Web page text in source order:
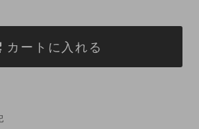
カートに入れる